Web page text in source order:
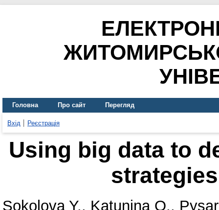
Головна Про сайт Перегляд
Вхід Реєстрація
Using big data to
Sokolova Y., Katunina O.,